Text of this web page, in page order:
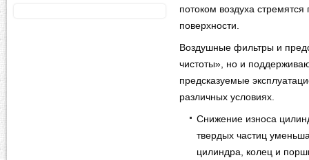
потоком воздуха
поверхности.
Воздушные фильтры и
чистоты», но и
предсказуемые
различных условиях.
Снижение износа
твердых частиц
цилиндра, колец и